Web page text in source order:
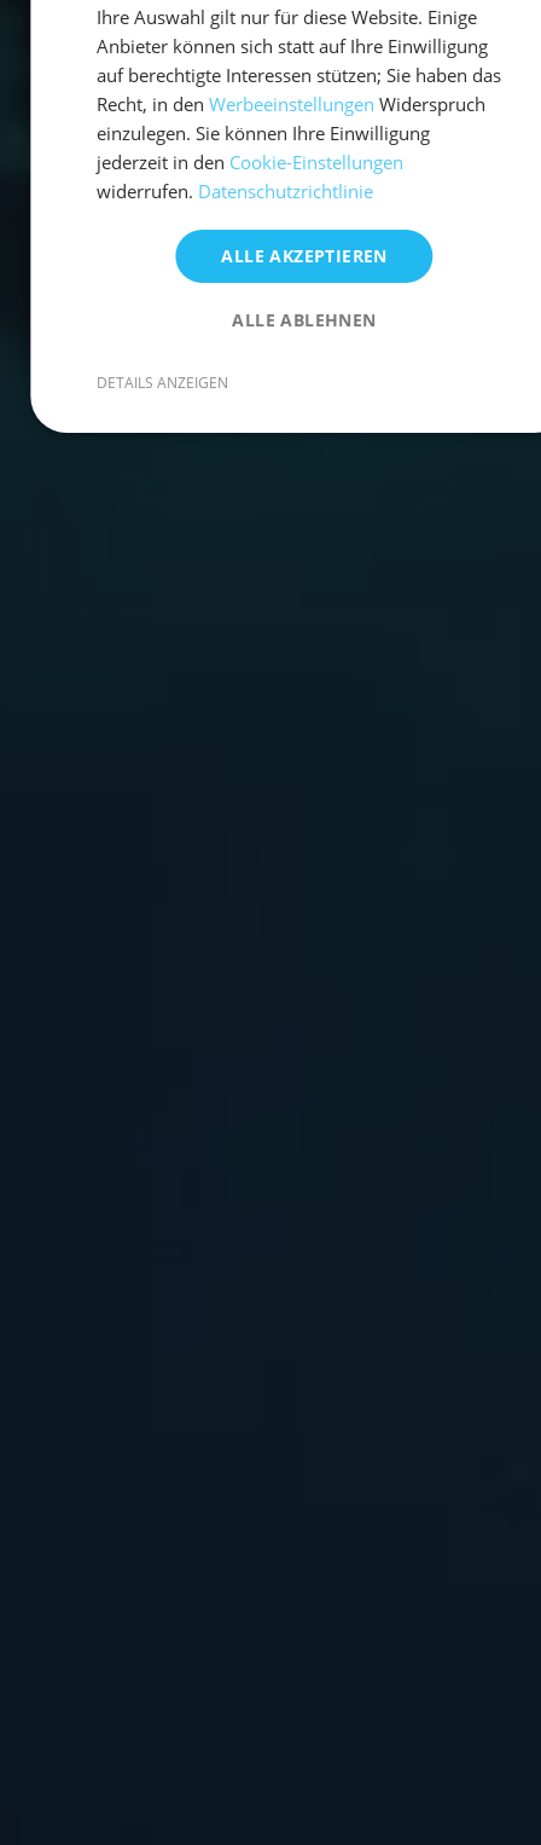
Ihre Auswahl gilt nur für diese Website. Einige
Anbieter können sich statt auf Ihre Einwilligung
auf berechtigte Interessen stützen; Sie haben das
Recht, in den Werbeeinstellungen Widerspruch
einzulegen. Sie können Ihre Einwilligung
jederzeit in den Cookie-Einstellungen
widerrufen. Datenschutzrichtlinie
ALLE AKZEPTIEREN
ALLE ABLEHNEN
DETAILS ANZEIGEN